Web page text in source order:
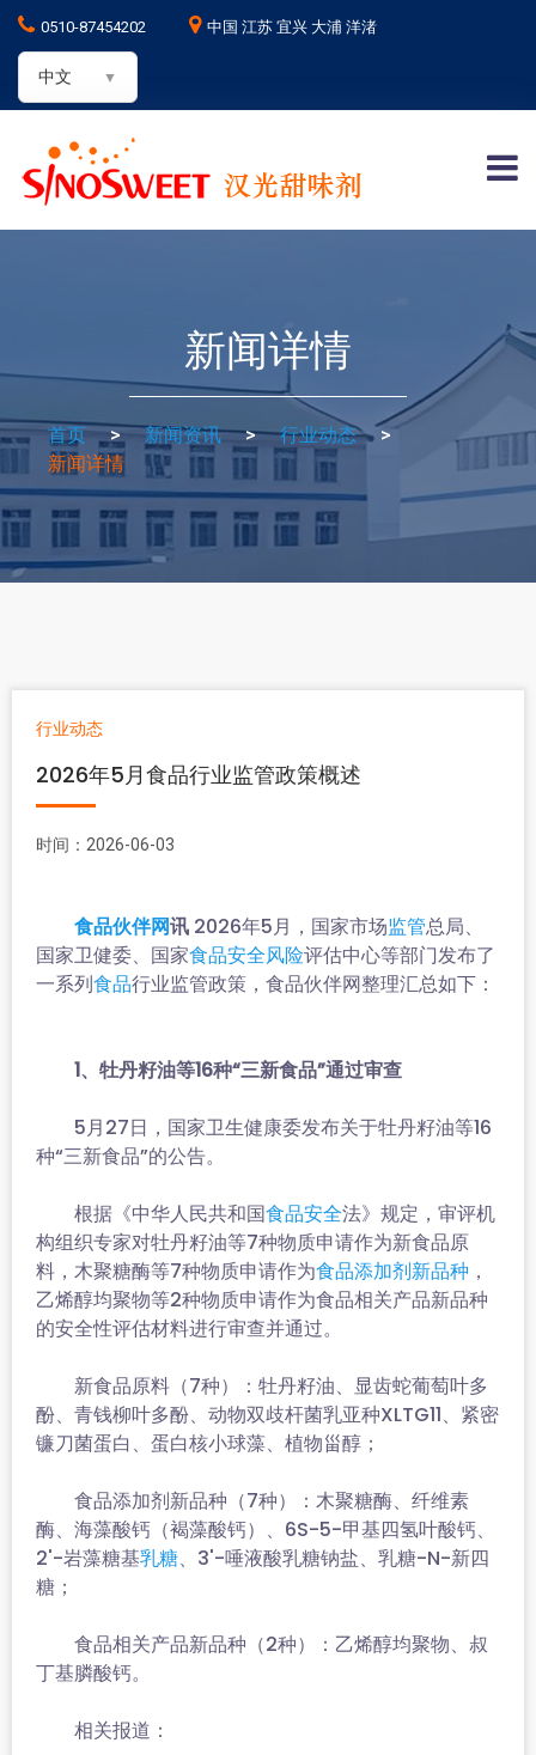
0510-87454202 中国 江苏 宜兴 大浦 洋渚
中文
新闻详情
首页 > 新闻资讯 > 行业动态
>
新闻详情
行业动态
2026年5月食品行业监管政策概述
时间：2026-06-03
食品伙伴网讯 2026年5月，国家市场监管总局、
国家卫健委、国家食品安全风险评估中心等部门发布了
一系列食品行业监管政策，食品伙伴网整理汇总如下：
1、牡丹籽油等16种“三新食品”通过审查
5月27日，国家卫生健康委发布关于牡丹籽油等16
种“三新食品”的公告。
根据《中华人民共和国食品安全法》规定，审评机
构组织专家对牡丹籽油等7种物质申请作为新食品原
料，木聚糖酶等7种物质申请作为食品添加剂新品种 ，
乙烯醇均聚物等2种物质申请作为食品相关产品新品种
的安全性评估材料进行审查并通过。
新食品原料（7种）：牡丹籽油、显齿蛇葡萄叶多
酚、青钱柳叶多酚、动物双歧杆菌乳亚种XLTG11、紧密
镰刀菌蛋白、蛋白核小球藻、植物甾醇；
食品添加剂新品种（7种）：木聚糖酶、纤维素
酶、海藻酸钙（褐藻酸钙）、6S-5-甲基四氢叶酸钙、
2'-岩藻糖基乳糖、3'-唾液酸乳糖钠盐、乳糖-N-新四
糖；
食品相关产品新品种（2种）：乙烯醇均聚物、叔
丁基膦酸钙。
相关报道：